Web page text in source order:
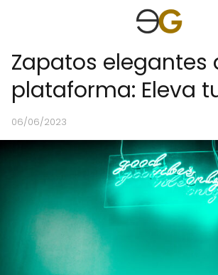
Zapatos elegantes
plataforma: Eleva
06/06/2023